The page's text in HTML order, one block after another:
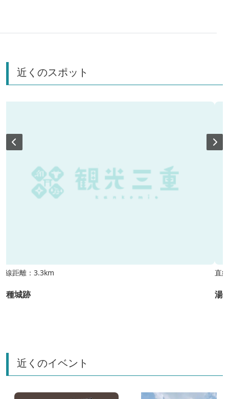
のレポートをご覧ください♪
近くのスポット
線距離：3.3km
種城跡
直
湯
近くのイベント